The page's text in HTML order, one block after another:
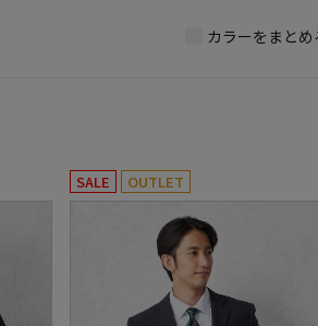
カラーをまとめ
SALE OUTLET